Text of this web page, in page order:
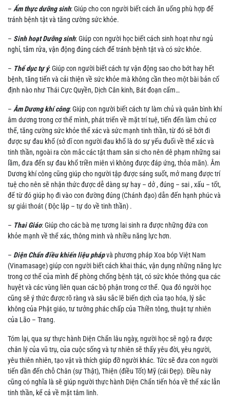
– Ẩm thực dưỡng sinh: Giúp cho con người biết cách ăn uống phù hợp để
tránh bệnh tật và tăng cường sức khỏe.
– Sinh hoạt Dưỡng sinh: Giúp con người học biết cách sinh hoạt như ngủ
nghỉ, tắm rửa, vận động đúng cách để tránh bệnh tật và có sức khỏe.
– Thể dục tự ý: Giúp con người biết cách tự vận động sao cho bớt hay hết
bệnh, tăng tiến và cải thiện về sức khỏe mà không cần theo một bài bản cố
định nào như Thái Cực Quyền, Dịch Cân kinh, Bát đoạn cẩm…
– Âm Dương khí công: Giúp con người biết cách tự làm chủ và quân bình khí
âm dương trong cơ thể mình, phát triển về mặt trí tuệ, tiến đến làm chủ cơ
thể, tăng cường sức khỏe thể xác và sức mạnh tinh thần, từ đó sẽ bớt đi
được sự đau khổ (sở dĩ con người đau khổ là do sự yếu đuối về thể xác và
tinh thần, ngoài ra còn mắc các tật tham sân si cho nên dê phạm những sai
lầm, đưa đến sự đau khổ triền miên vì không được đáp ứng, thỏa mãn). Âm
Dương khí công cũng giúp cho người tập được sáng suốt, mở mang được trí
tuệ cho nên sẽ nhận thức được dễ dàng sự hay – dở , đúng – sai , xấu – tốt,
để từ đó giúp họ đi vào con đường đúng (Chánh đạo) dẫn đến hạnh phúc và
sự giải thoát ( Độc lập – tự do về tinh thần) .
– Thai Giáo: Giúp cho các bà mẹ tương lai sinh ra được những đứa con
khỏe mạnh về thể xác, thông minh và nhiều năng lực hơn.
– Diện Chẩn điều khiến liệu phápvà phương pháp Xoa bóp Việt Nam
(Vinamasage) giúp con người biết cách khai thác, vận dụng những năng lực
trong cơ thể của mình để phòng chống bệnh tật, có sức khỏe thông qua các
huyệt và các vùng liên quan các bộ phận trong cơ thể. Qua đó người học
cũng sẽ ý thức được rõ ràng và sâu sắc lẽ biến dịch của tạo hóa, lý sắc
không của Phật giáo, tư tưởng phác chấp của Thiền tông, thuật tự nhiên
của Lão – Trang.
Tóm lại, qua sự thực hành Diện Chẩn lâu ngày, người học sẽ ngộ ra được
chân lý của vũ trụ, của cuộc sống và tự nhiên sẽ thấy yêu đời, yêu người,
yêu thiên nhiên, tạo vật và thích giúp đỡ người khác. Tức sẽ đưa con người
tiến dần đến chỗ Chân (sự Thật), Thiện (điều Tốt) Mỹ (cái Đẹp). Điều này
cũng có nghĩa là sẽ giúp người thực hành Diện Chẩn tiến hóa về thể xác lẫn
tinh thần, kể cả về mặt tâm linh.